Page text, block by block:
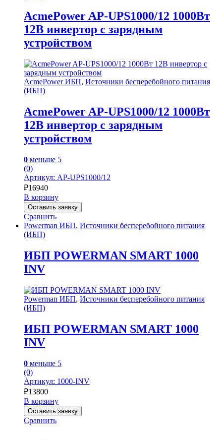
AcmePower AP-UPS1000/12 1000Вт
12В инвертор с зарядным
устройством
AcmePower ИБП, Источники бесперебойного питания
(ИБП)
AcmePower AP-UPS1000/12 1000Вт
12В инвертор с зарядным
устройством
0 меньше 5
(0)
Артикул: AP-UPS1000/12
₽16940
В корзину
Оставить заявку
Сравнить
Powerman ИБП, Источники бесперебойного питания
(ИБП)
ИБП POWERMAN SMART 1000
INV
Powerman ИБП, Источники бесперебойного питания
(ИБП)
ИБП POWERMAN SMART 1000
INV
0 меньше 5
(0)
Артикул: 1000-INV
₽13800
В корзину
Оставить заявку
Сравнить